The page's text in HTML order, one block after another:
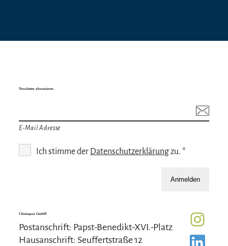
Newsletter abonnieren
E-Mail Adresse
Ich stimme der Datenschutzerklärungzu. *
Anmelden
Chiemgau GmbH
Postanschrift: Papst-Benedikt-XVI.-Platz
Hausanschrift: Seuffertstraße 12